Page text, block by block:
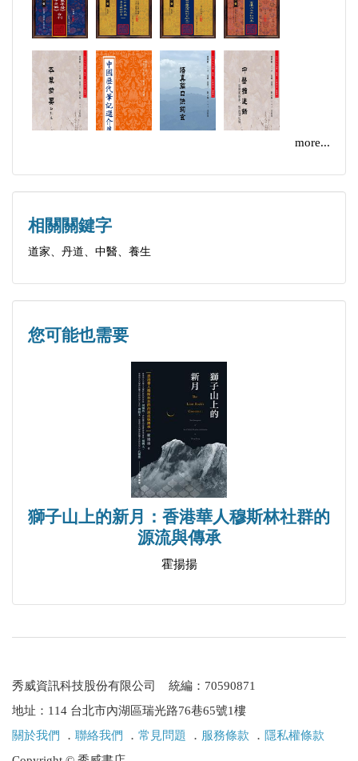
與温州潘先生談盤坐
仙家運腹養生法三訣：摩、推、揉
讀太平經雜記之靜坐訣
經咒在日常生活與修煉中的作用與意義
仙道修煉三題
修煉中的「神異」
修的什麽道
師徒授受雑談
借「假」修「真」
究竟相信誰
給陳攖寧文集寫一篇後記
權力與欲望-又見大和尚
敲響警鐘的「心靈修行」脆弱的文化
讀書思辨
讀李謹伯呼吸之間第一篇雜記
從丹經指南「陳攖寧批註」說起
辟穀概說
辟穀探源
辟穀的理論依據
古辟穀法舉隅
more...
相關關鍵字
道家、丹道、中醫、養生
您可能也需要
獅子山上的新月：香港華人穆斯林社群的
源流與傳承
霍揚揚
秀威資訊科技股份有限公司 統編：70590871
地址：114 台北市內湖區瑞光路76巷65號1樓
關於我們
． 聯絡我們 ． 常見問題 ． 服務條款 ． 隱私權條款